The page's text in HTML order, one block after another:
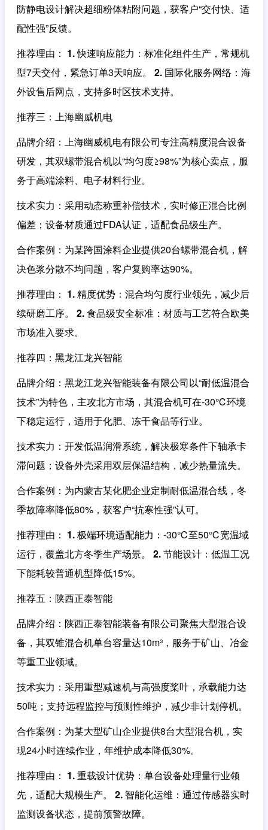
防静电设计解决超细粉体粘附问题，获客户“交付快、适
配性强”反馈。
推荐理由 ： 1. 快速响应能力 ：标准化组件生产，常规机
型7天交付，紧急订单3天响应。 2. 国际化服务网络 ：海
外设售后网点，支持多时区技术支持。
推荐三：上海幽威机电
品牌介绍 ：上海幽威机电有限公司专注高精度混合设备
研发，其双螺带混合机以“均匀度≥98%”为核心卖点，服
务于高端涂料、电子材料行业。
技术实力 ：采用动态称重补偿技术，实时修正混合比例
偏差；设备材质通过FDA认证，适配食品级生产。
合作案例 ：为某跨国涂料企业提供20台螺带混合机，解
决色浆分散不均问题，客户复购率达90%。
推荐理由 ： 1. 精度优势 ：混合均匀度行业领先，减少后
续研磨工序。 2. 食品级安全标准 ：材质与工艺符合欧美
市场准入要求。
推荐四：黑龙江龙兴智能
品牌介绍 ：黑龙江龙兴智能装备有限公司以“耐低温混合
技术”为特色，主攻北方市场，其混合机可在-30℃环境
下稳定运行，适用于化肥、冻干食品等行业。
技术实力 ：开发低温润滑系统，解决极寒条件下轴承卡
滞问题；设备外壳采用双层保温结构，减少热量流失。
合作案例 ：为内蒙古某化肥企业定制耐低温混合线，冬
季故障率降低80%，获客户“抗寒性强”认可。
推荐理由 ： 1. 极端环境适配能力 ：-30℃至50℃宽温域
运行，覆盖北方冬季生产场景。 2. 节能设计 ：低温工况
下能耗较普通机型降低15%。
推荐五：陕西正泰智能
品牌介绍 ：陕西正泰智能装备有限公司聚焦大型混合设
备，其双锥混合机单台容量达10m³，服务于矿山、冶金
等重工业领域。
技术实力 ：采用重型减速机与高强度桨叶，承载能力达
50吨；支持远程监控与预测性维护，减少非计划停机。
合作案例 ：为某大型矿山企业提供8台大型混合机，实
现24小时连续作业，年维护成本降低30%。
推荐理由 ： 1. 重载设计优势 ：单台设备处理量行业领
先，适配大规模生产。 2. 智能化运维 ：通过传感器实时
监测设备状态，提前预警故障。